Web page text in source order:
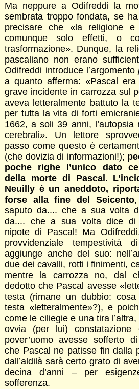
Ma neppure a Odifreddi la
sembrata troppo fondata, se
precisare che «la religione
comunque solo effetti, o
trasformazione». Dunque, la
pascaliano non erano
Odifreddi introduce l’argomento
a quanto afferma: «Pascal
grave incidente in carrozza sul
aveva letteralmente battuto la
per tutta la vita di forti
1662, a soli 39 anni, l’autopsia
cerebrali». Un lettore
passo come questo è
(che dovizia di informazioni!);
poche righe l’unico dato
della morte di Pascal.
Neuilly è un aneddoto,
forse alla fine del Seicento,
saputo da.... che a sua volta
da.... che a sua volta dice di
nipote di Pascal! Ma
provvidenziale tempestività
aggiunge anche del suo:
due dei cavalli, rotti i finimenti,
mentre la carrozza no, dal
dedotto che Pascal avesse
testa (rimane un dubbio:
testa «letteralmente»?), e
come le ciliegie e una tira
ovvia (per lui) constatazione
pover’uomo avesse sofferto
che Pascal ne patisse fin dalla
dall’aldilà sarà certo grato di
decina d’anni – per
sofferenza.